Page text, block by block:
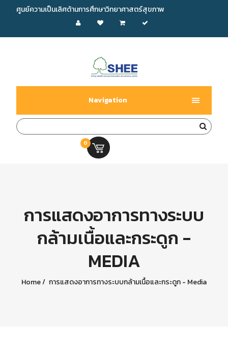
ศูนย์ความเป็นเลิศด้านการศึกษาวิทยาศาสตร์สุขภาพ
Navigation
0
การแสดงอาการทางระบบ
กล้ามเนื้อและกระดูก -
MEDIA
Home การแสดงอาการทางระบบกล้ามเนื้อและกระดูก - Media